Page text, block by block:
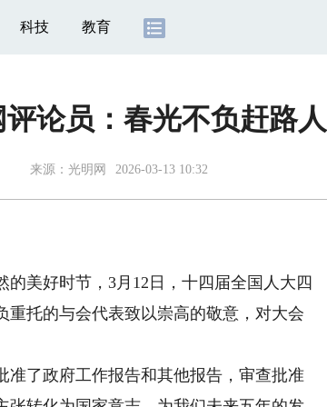
科技 教育
论员：春光不负赶路人
来源： 光明网 2026-03-13 10:32
美好时节，3月12日，十四届全国人大四
托的与会代表致以崇高的敬意，对大会
了政府工作报告和其他报告，审查批准